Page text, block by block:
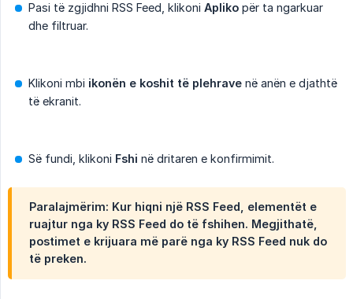
Pasi të zgjidhni RSS Feed, klikoni Apliko për ta ngarkuar
dhe filtruar.
Klikoni mbi ikonën e koshit të plehrave në anën e djathtë
të ekranit.
Së fundi, klikoni Fshi në dritaren e konfirmimit.
Paralajmërim: Kur hiqni një RSS Feed, elementët e
ruajtur nga ky RSS Feed do të fshihen. Megjithatë,
postimet e krijuara më parë nga ky RSS Feed nuk do
të preken.